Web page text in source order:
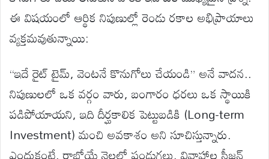
ఈ విషయంలో ఆర్థిక నిపుణుల్లో రెండు రకాల అభిప్రాయాలు
వ్యక్తమవుతున్నాయి:
“ఇదే రైట్ టైమ్, వెంటనే కొనుగోలు చేయండి” అనే వాదన..
నిపుణులలో ఒక వర్గం వారు, బంగారం ధరలు ఒక స్థాయికి
పడిపోయాయని, ఇది దీర్ఘకాలిక పెట్టుబడికి (Long-term
Investment) మంచి అవకాశం అని సూచిస్తున్నారు.